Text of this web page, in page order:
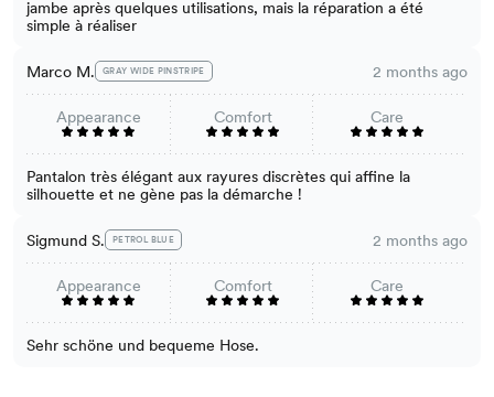
jambe après quelques utilisations, mais la réparation a été
simple à réaliser
Marco M. GRAY WIDE PINSTRIPE 2 months ago
Appearance Comfort Care
Pantalon très élégant aux rayures discrètes qui affine la
silhouette et ne gène pas la démarche !
Sigmund S. PETROL BLUE 2 months ago
Appearance Comfort Care
Sehr schöne und bequeme Hose.